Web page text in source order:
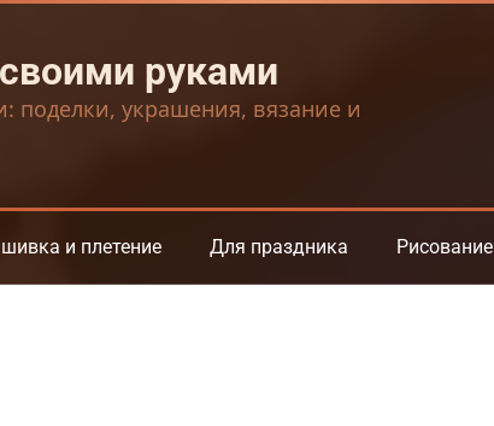
руками
поделки, украшения, вязание и
и плетение Для праздника Рисование